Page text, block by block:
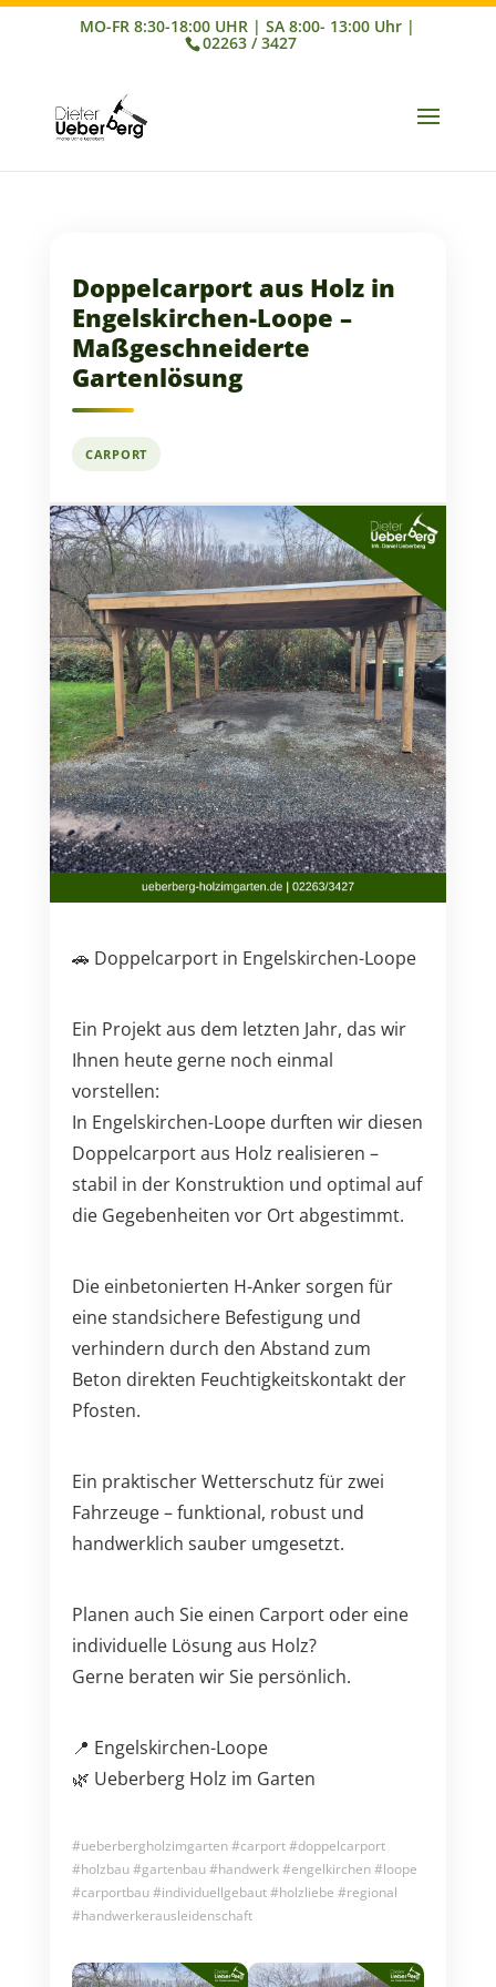
02263 / 3427
Doppelcarport aus Holz in
Engelskirchen-Loope –
Maßgeschneiderte
Gartenlösung
CARPORT
🚗 Doppelcarport in Engelskirchen-Loope
Ein Projekt aus dem letzten Jahr, das wir
Ihnen heute gerne noch einmal
vorstellen:
In Engelskirchen-Loope durften wir diesen
Doppelcarport aus Holz realisieren –
stabil in der Konstruktion und optimal auf
die Gegebenheiten vor Ort abgestimmt.
Die einbetonierten H-Anker sorgen für
eine standsichere Befestigung und
verhindern durch den Abstand zum
Beton direkten Feuchtigkeitskontakt der
Pfosten.
Ein praktischer Wetterschutz für zwei
Fahrzeuge – funktional, robust und
handwerklich sauber umgesetzt.
Planen auch Sie einen Carport oder eine
individuelle Lösung aus Holz?
Gerne beraten wir Sie persönlich.
📍 Engelskirchen-Loope
🌿 Ueberberg Holz im Garten
#ueberbergholzimgarten #carport #doppelcarport
#holzbau #gartenbau #handwerk #engelkirchen #loope
#carportbau #individuellgebaut #holzliebe #regional
#handwerkerausleidenschaft